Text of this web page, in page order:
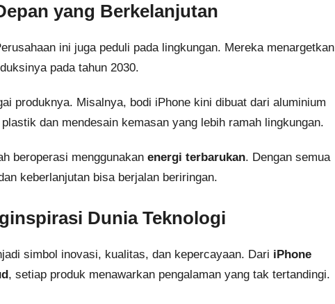
yang Berkelanjutan
ini juga peduli pada lingkungan. Mereka menargetkan
pada tahun 2030.
produknya. Misalnya, bodi iPhone kini dibuat dari aluminium
dan mendesain kemasan yang lebih ramah lingkungan.
beroperasi menggunakan energi terbarukan. Dengan semua
keberlanjutan bisa berjalan beriringan.
Dunia Teknologi
simbol inovasi, kualitas, dan kepercayaan. Dari iPhone
, setiap produk menawarkan pengalaman yang tak tertandingi.